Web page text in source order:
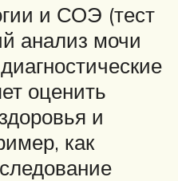
и СОЭ (тест
анализ мочи
оценить
и
как